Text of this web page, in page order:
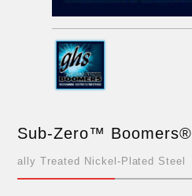
Sub-Zero™ Boomers®
ally Treated Nickel-Plated Steel